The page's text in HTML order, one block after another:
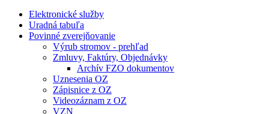
Elektronické služby
Uradná tabuľa
Povinné zverejňovanie
Výrub stromov - prehľad
Zmluvy, Faktúry, Objednávky
Archív FZO dokumentov
Uznesenia OZ
Zápisnice z OZ
Videozáznam z OZ
VZN